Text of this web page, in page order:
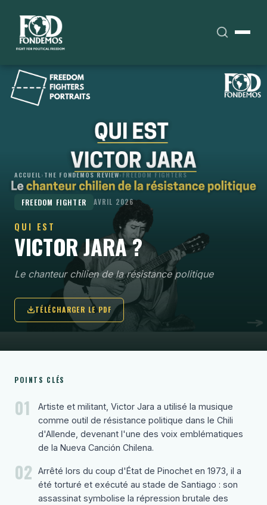
ACCUEIL› THE FONDEMOS REVIEW›FREEDOM FIGHTERS
FREEDOM FIGHTER AVRIL 2026
QUI EST
VICTOR JARA ?
Le chanteur chilien de la résistance politique
TÉLÉCHARGER LE PDF
POINTS CLÉS
01
Artiste et militant, Victor Jara a utilisé la musique
comme outil de résistance politique dans le Chili
d'Allende, devenant l'une des voix emblématiques
de la Nueva Canción Chilena.
02
Arrêté lors du coup d'État de Pinochet en 1973, il a
été torturé et exécuté au stade de Santiago : son
assassinat symbolise la répression brutale des